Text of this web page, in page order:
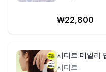
₩22,800
시티르 데일리
시티르